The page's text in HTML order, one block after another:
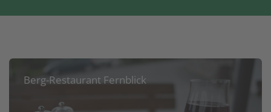
Berg-Restaurant Fernblick